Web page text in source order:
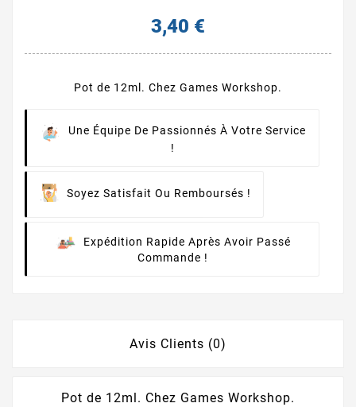
3,40 €
Pot de 12ml. Chez Games Workshop.
Une Équipe De Passionnés À Votre Service
!
Soyez Satisfait Ou Remboursés !
Expédition Rapide Après Avoir Passé
Commande !
Avis Clients (0)
Pot de 12ml. Chez Games Workshop.